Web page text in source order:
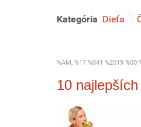
Kategória Dieťa
%AM, %17 %041 %2019
10